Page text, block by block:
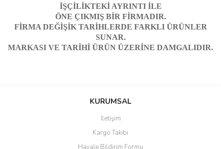
İŞÇİLİKTEKİ AYRINTI İLE
ÖNE ÇIKMIŞ BİR FİRMADIR.
FİRMA DEĞİŞİK TARİHLERDE FARKLI ÜRÜNLER
SUNAR.
MARKASI VE TARİHİ ÜRÜN ÜZERİNE DAMGALIDIR.
Bu ürüne ilk yorumu siz yapın!
Ürün resmi kalitesiz, bozuk veya görüntülenemiyor.
KURUMSAL
İletişim
Kargo Takibi
Havale Bildirim Formu